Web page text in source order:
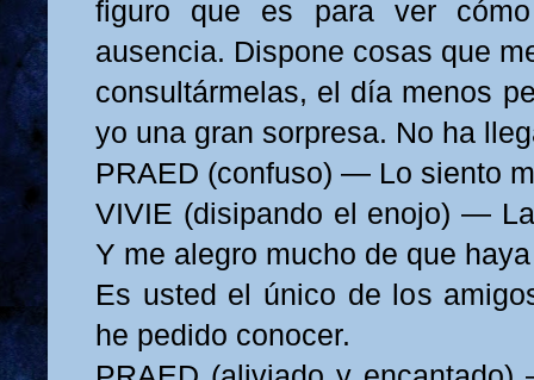
figuro que es para ver
ausencia. Dispone cosas que
consultármelas, el día menos
yo una gran sorpresa. No ha
PRAED (confuso) — Lo siento
VIVIE (disipando el enojo) —
Y me alegro mucho de que
Es usted el único de los
he pedido conocer.